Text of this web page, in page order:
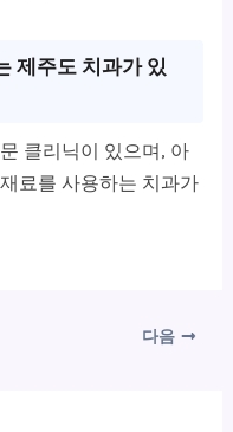
제주도 치과가 있
클리닉이 있으며, 아
료를 사용하는 치과가
다음